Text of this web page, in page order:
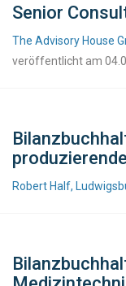
Senior
The Advisory House
veröffentlicht am
Robert Half,